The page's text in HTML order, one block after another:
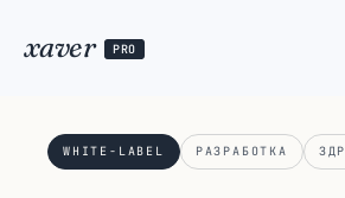
xaver PRO
WHITE-LABEL РАЗРАБОТКА